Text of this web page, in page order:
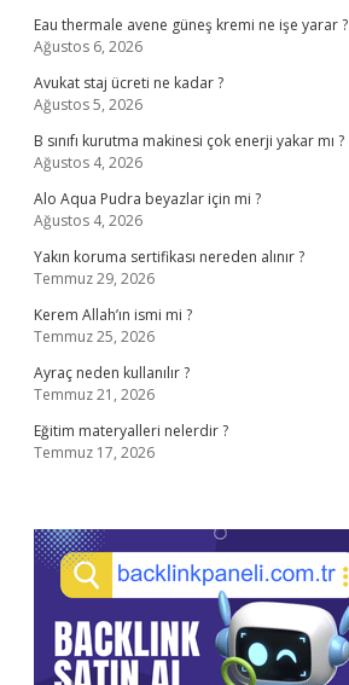
Eau thermale avene güneş kremi ne işe yarar ?
Ağustos 6, 2026
Avukat staj ücreti ne kadar ?
Ağustos 5, 2026
B sınıfı kurutma makinesi çok enerji yakar mı ?
Ağustos 4, 2026
Alo Aqua Pudra beyazlar için mi ?
Ağustos 4, 2026
Yakın koruma sertifikası nereden alınır ?
Temmuz 29, 2026
Kerem Allah’ın ismi mi ?
Temmuz 25, 2026
Ayraç neden kullanılır ?
Temmuz 21, 2026
Eğitim materyalleri nelerdir ?
Temmuz 17, 2026